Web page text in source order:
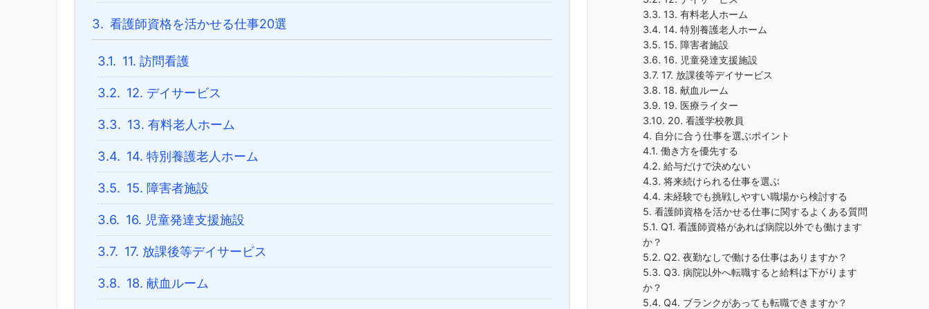
3. 看護師資格を活かせる仕事20選
3.1. 11. 訪問看護
3.2. 12. デイサービス
3.3. 13. 有料老人ホーム
3.4. 14. 特別養護老人ホーム
3.5. 15. 障害者施設
3.6. 16. 児童発達支援施設
3.7. 17. 放課後等デイサービス
3.8. 18. 献血ルーム
3.3. 13. 有料老人ホーム
3.4. 14. 特別養護老人ホーム
3.5. 15. 障害者施設
3.6. 16. 児童発達支援施設
3.7. 17. 放課後等デイサービス
3.8. 18. 献血ルーム
3.9. 19. 医療ライター
3.10. 20. 看護学校教員
4. 自分に合う仕事を選ぶポイント
4.1. 働き方を優先する
4.2. 給与だけで決めない
4.3. 将来続けられる仕事を選ぶ
4.4. 未経験でも挑戦しやすい職場から検討する
5. 看護師資格を活かせる仕事に関するよくある質問
5.1. Q1. 看護師資格があれば病院以外でも働けます
か？
5.2. Q2. 夜勤なしで働ける仕事はありますか？
5.3. Q3. 病院以外へ転職すると給料は下がります
か？
5.4. Q4. ブランクがあっても転職できますか？